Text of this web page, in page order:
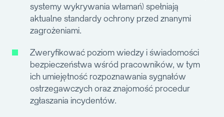
systemy wykrywania włamań) spełniają
aktualne standardy ochrony przed znanymi
zagrożeniami.
Zweryfikować poziom wiedzy i świadomości
bezpieczeństwa wśród pracowników, w tym
ich umiejętność rozpoznawania sygnałów
ostrzegawczych oraz znajomość procedur
zgłaszania incydentów.